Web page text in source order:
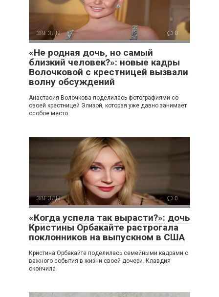
ЗВЕЗДЫ 0
«Не родная дочь, но самый
близкий человек?»: новые кадры
Волочковой с крестницей вызвали
волну обсуждений
Анастасия Волочкова поделилась фотографиями со
своей крестницей Элизой, которая уже давно занимает
особое место
ЗВЕЗДЫ 0
«Когда успела так вырасти?»: дочь
Кристины Орбакайте растрогала
поклонников на выпускном в США
Кристина Орбакайте поделилась семейными кадрами с
важного события в жизни своей дочери. Клавдия
окончила